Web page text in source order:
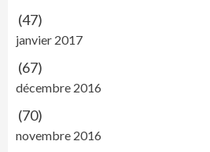
(47)
janvier 2017
(67)
décembre 2016
(70)
novembre 2016